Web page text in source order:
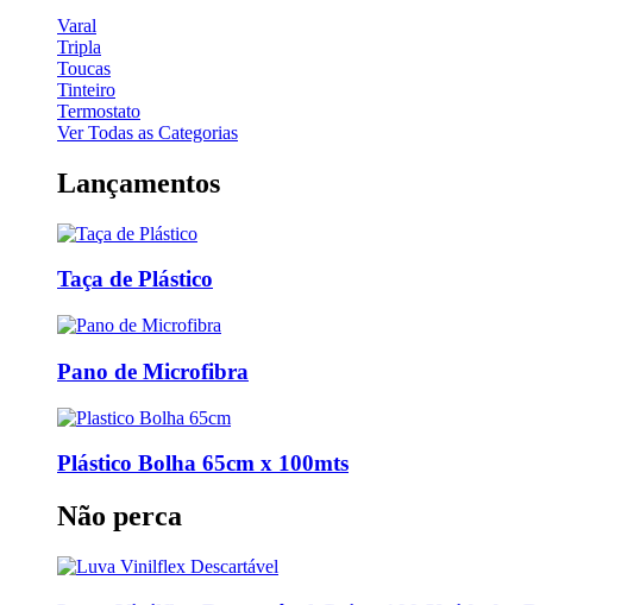
Varal
Tripla
Toucas
Tinteiro
Termostato
Ver Todas as Categorias
Lançamentos
Taça de Plástico
Pano de Microfibra
Plástico Bolha 65cm x 100mts
Não perca